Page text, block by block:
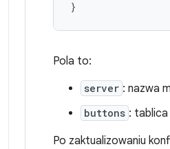
Pola to:
server : nazwa
buttons :
Po zaktualizowaniu